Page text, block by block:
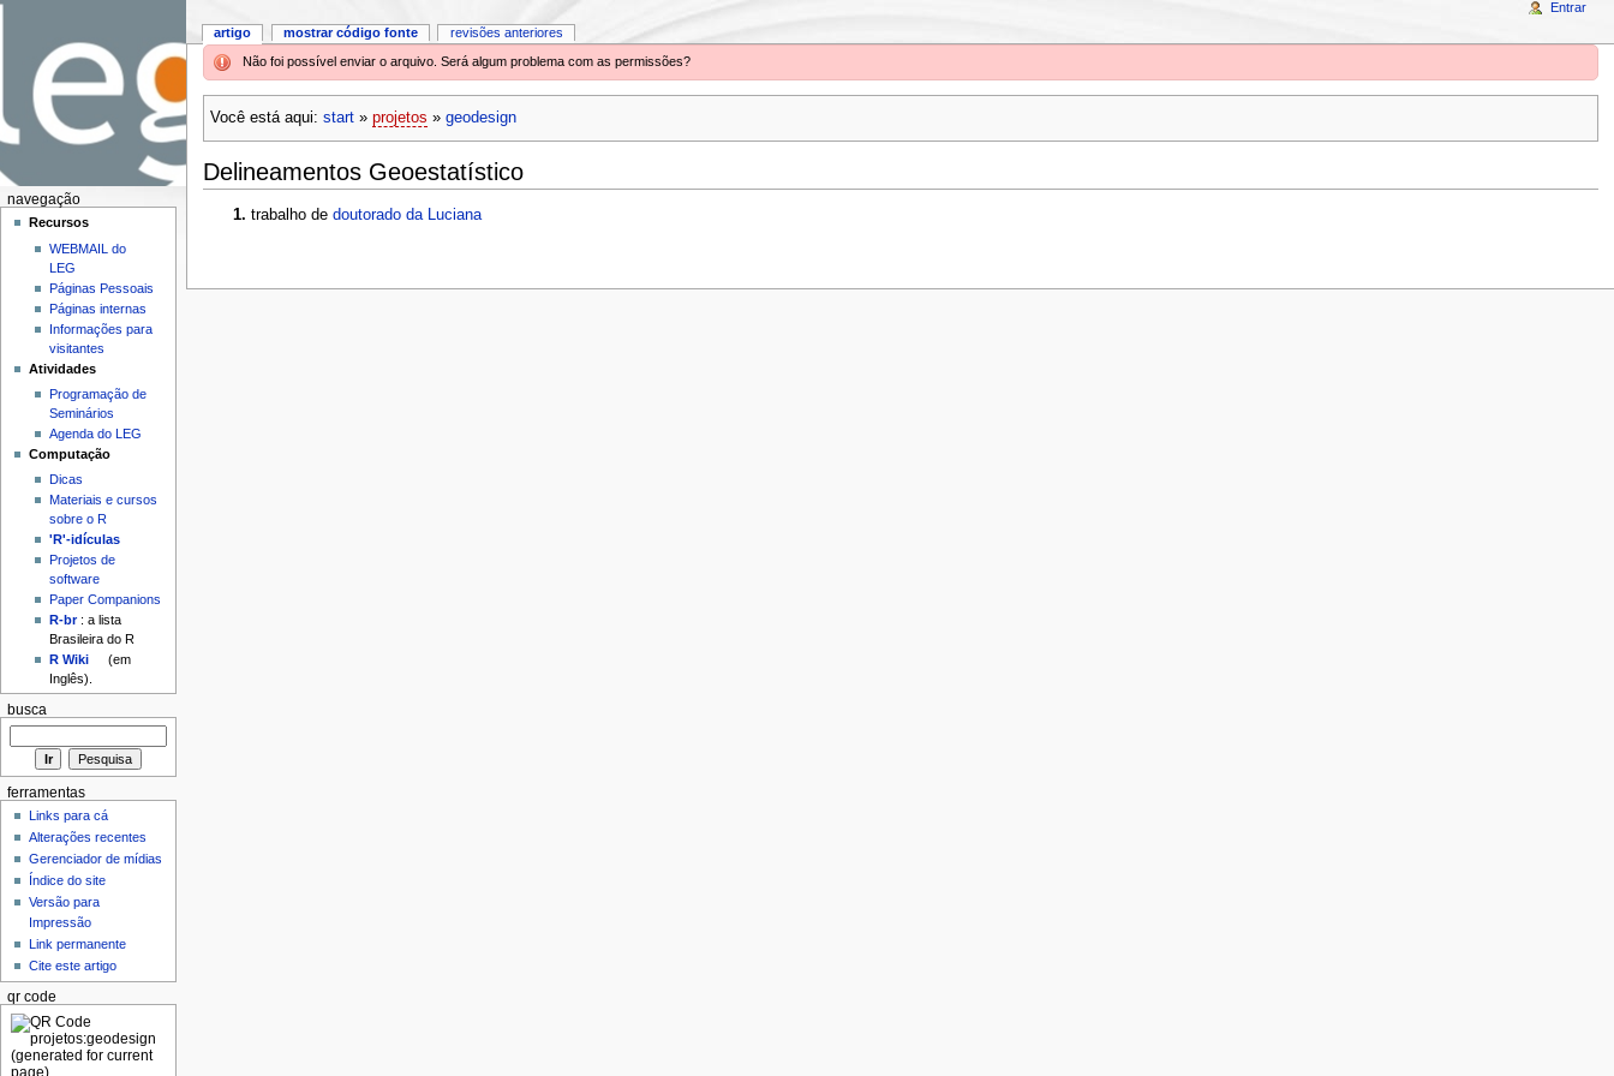
Não foi possível enviar o arquivo. Será algum problema com as permissões?
Você está aqui: start» projetos » geodesign
Delineamentos Geoestatístico
trabalho dedoutorado da Luciana
artigo mostrar código fonte revisões anteriores
Entrar
navegação
Recursos
WEBMAIL do
LEG
Páginas Pessoais
Páginas internas
Informações para
visitantes
Atividades
Programação de
Seminários
Agenda do LEG
Computação
Dicas
Materiais e cursos
sobre o R
'R'-idículas
Projetos de
software
Paper Companions
R-br: a lista
Brasileira do R
R Wiki
(em
Inglês).
busca
ferramentas
Links para cá
Alterações recentes
Gerenciador de mídias
Índice do site
Versão para
Impressão
Link permanente
Cite este artigo
qr code